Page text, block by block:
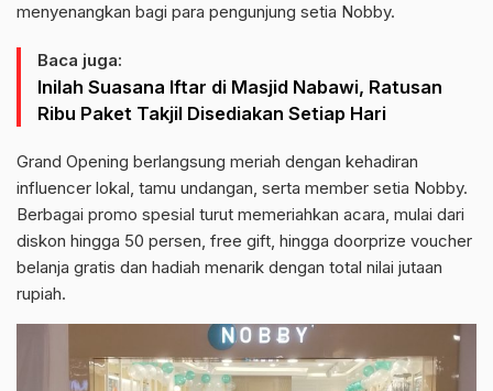
menyenangkan bagi para pengunjung setia Nobby.
Baca juga:
Inilah Suasana Iftar di Masjid Nabawi, Ratusan
Ribu Paket Takjil Disediakan Setiap Hari
Grand Opening berlangsung meriah dengan kehadiran
influencer lokal, tamu undangan, serta member setia Nobby.
Berbagai promo spesial turut memeriahkan acara, mulai dari
diskon hingga 50 persen, free gift, hingga doorprize voucher
belanja gratis dan hadiah menarik dengan total nilai jutaan
rupiah.